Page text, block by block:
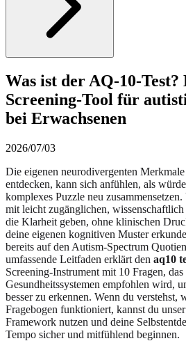
Was ist der AQ-10-Test?
Screening-Tool für
bei Erwachsenen
2026/07/03
Die eigenen neurodivergenten
entdecken, kann sich anfühlen, als
komplexes Puzzle neu
mit leicht zugänglichen,
die Klarheit geben, ohne klinischen
deine eigenen kognitiven Muster
bereits auf den Autism-Spectrum
umfassende Leitfaden erklärt den aq10
Screening-Instrument mit 10 Fragen,
Gesundheitssystemen empfohlen wird,
besser zu erkennen. Wenn du verstehst,
Fragebogen funktioniert, kannst du unser
Framework nutzen und deine
Tempo sicher und mitfühlend beginnen.